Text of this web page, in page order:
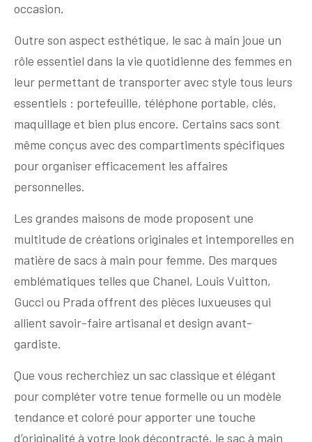
occasion.
Outre son aspect esthétique, le sac à main joue un
rôle essentiel dans la vie quotidienne des femmes en
leur permettant de transporter avec style tous leurs
essentiels : portefeuille, téléphone portable, clés,
maquillage et bien plus encore. Certains sacs sont
même conçus avec des compartiments spécifiques
pour organiser efficacement les affaires
personnelles.
Les grandes maisons de mode proposent une
multitude de créations originales et intemporelles en
matière de sacs à main pour femme. Des marques
emblématiques telles que Chanel, Louis Vuitton,
Gucci ou Prada offrent des pièces luxueuses qui
allient savoir-faire artisanal et design avant-
gardiste.
Que vous recherchiez un sac classique et élégant
pour compléter votre tenue formelle ou un modèle
tendance et coloré pour apporter une touche
d’originalité à votre look décontracté, le sac à main